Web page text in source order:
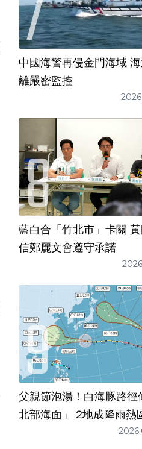
中國海警再侵金門海域
離嚴密監控
藍白合「竹北市」卡關
信鄭麗文會遵守承諾
父親節泡湯！白海豚路徑
北部海面」 2地成降雨熱